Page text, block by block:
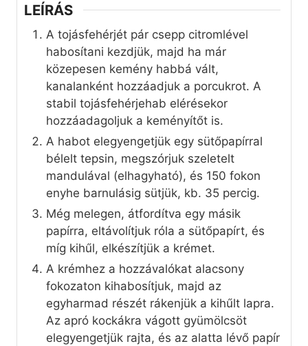
LEÍRÁS
A tojásfehérjét pár csepp citromlével
habosítani kezdjük, majd ha már
közepesen kemény habbá vált,
kanalanként hozzáadjuk a porcukrot. A
stabil tojásfehérjehab elérésekor
hozzáadagoljuk a keményítőt is.
A habot elegyengetjük egy sütőpapírral
bélelt tepsin, megszórjuk szeletelt
mandulával (elhagyható), és 150 fokon
enyhe barnulásig sütjük, kb. 35 percig.
Még melegen, átfordítva egy másik
papírra, eltávolítjuk róla a sütőpapírt, és
míg kihűl, elkészítjük a krémet.
A krémhez a hozzávalókat alacsony
fokozaton kihabosítjuk, majd az
egyharmad részét rákenjük a kihűlt lapra.
Az apró kockákra vágott gyümölcsöt
elegyengetjük rajta, és az alatta lévő papír